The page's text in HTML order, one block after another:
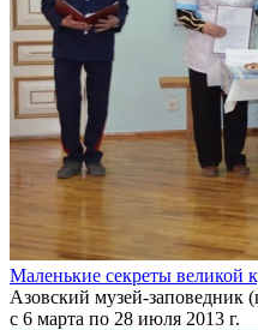
Маленькие секреты великой
Азовский музей-заповедник
с 6 марта по 28 июля 2013 г.